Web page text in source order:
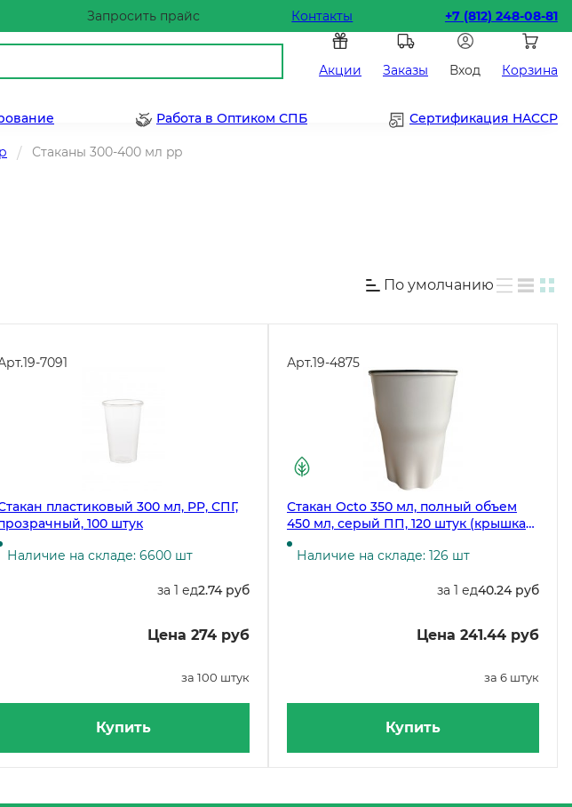
Запросить прайс Контакты +7 (812) 248-08-81
Акции Заказы Вход Корзина
Работа в Оптиком СПБ Сертификация HACCP
Стаканы 300-400 мл pp
По умолчанию
19-7091
пластиковый 300 мл, PP, СПГ,
100 штук
Наличие на складе: 6600 шт
за 1 ед2.74 руб
Цена 274 руб
за 100 штук
Купить
Арт.19-4875
Стакан Octo 350 мл, полный объем
450 мл, серый ПП, 120 штук (крышка
19-4876)
Наличие на складе: 126 шт
за 1 ед40.24 руб
Цена 241.44 руб
за 6 штук
Купить